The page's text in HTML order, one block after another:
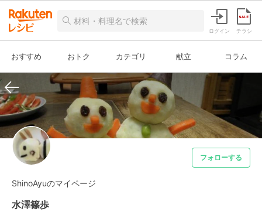
ログイン チラシ
おすすめ おトク カテゴリ 献立 コラム
フォローする
ShinoAyuのマイページ
水澤篠歩